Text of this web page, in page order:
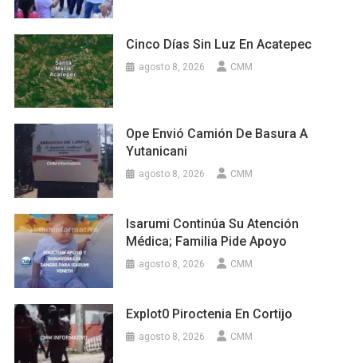
Cinco Días Sin Luz En Acatepec
agosto 8, 2026 CMM
Ope Envió Camión De Basura A
Yutanicani
agosto 8, 2026 CMM
Isarumi Continúa Su Atención
Médica; Familia Pide Apoyo
agosto 8, 2026 CMM
Explot0 Piroctenia En Cortijo
agosto 8, 2026 CMM